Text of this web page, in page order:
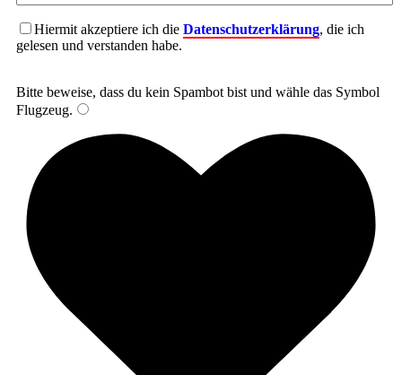
Hiermit akzeptiere ich die Datenschutzerklärung, die ich
gelesen und verstanden habe.
Bitte beweise, dass du kein Spambot bist und wähle das Symbol
Flugzeug.